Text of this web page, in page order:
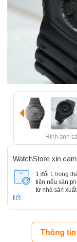
Hình ảnh
WatchStore xin
1 đổi 1 trong
tiên nếu sản
từ nhà sản xuất.
tiết
Thông